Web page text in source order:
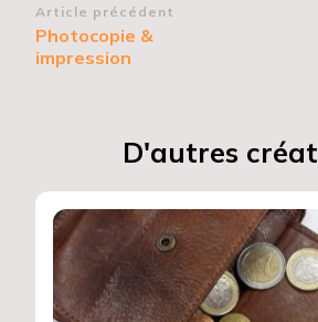
Navigation
d’article
Article précédent
Photocopie &
impression
D'autres